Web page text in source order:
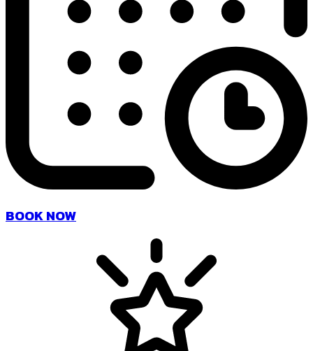
BOOK NOW